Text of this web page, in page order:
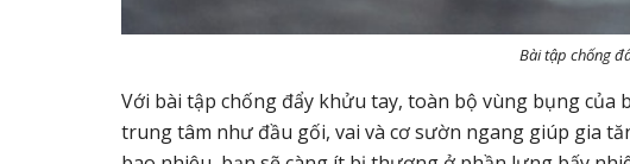
Bài tập chống
Với bài tập chống đẩy khửu tay, toàn bộ vùng bụng của
trung tâm như đầu gối, vai và cơ sườn ngang giúp gia